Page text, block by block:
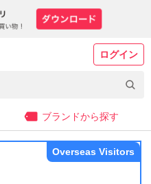
ログイン
ブランドから探す
Overseas Visitors